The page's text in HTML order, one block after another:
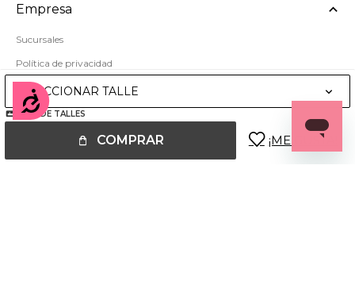
Accesibilidad
SELECCIONAR TALLE
GUÍA DE TALLES
COMPRAR
Empresa
Sucursales
Política de privacidad
Mapa del sitio